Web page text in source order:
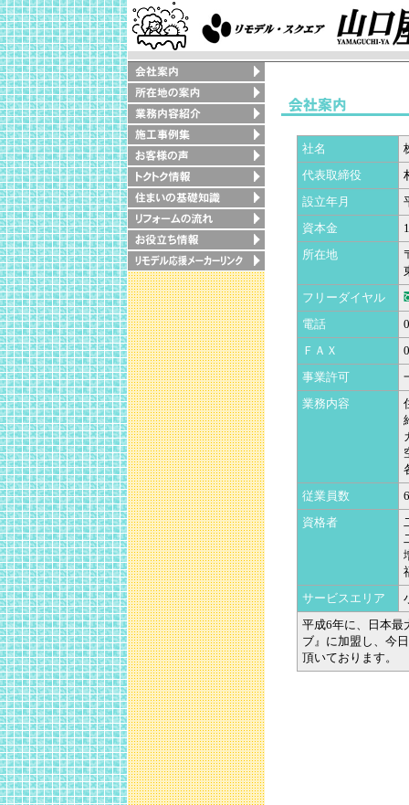
社名
代表取締役
設立年月
資本金
所在地
フリーダイヤル
電話
ＦＡＸ
事業許可
業務内容
従業員数
資格者
サービスエリア
平成6年に、日本最
ブ』に加盟し、今
頂いております。